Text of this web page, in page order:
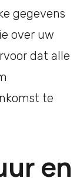
gegevens
over uw
dat alle
te
en